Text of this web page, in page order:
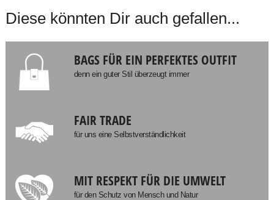
Diese könnten Dir auch gefallen...
BAGS FÜR EIN PERFEKTES OUTFIT
denn ein guter Stil überzeugt immer
FAIR TRADE
für uns eine Selbstverständlichkeit
MIT RESPEKT FÜR DIE UMWELT
für den Schutz von Mensch und Natur